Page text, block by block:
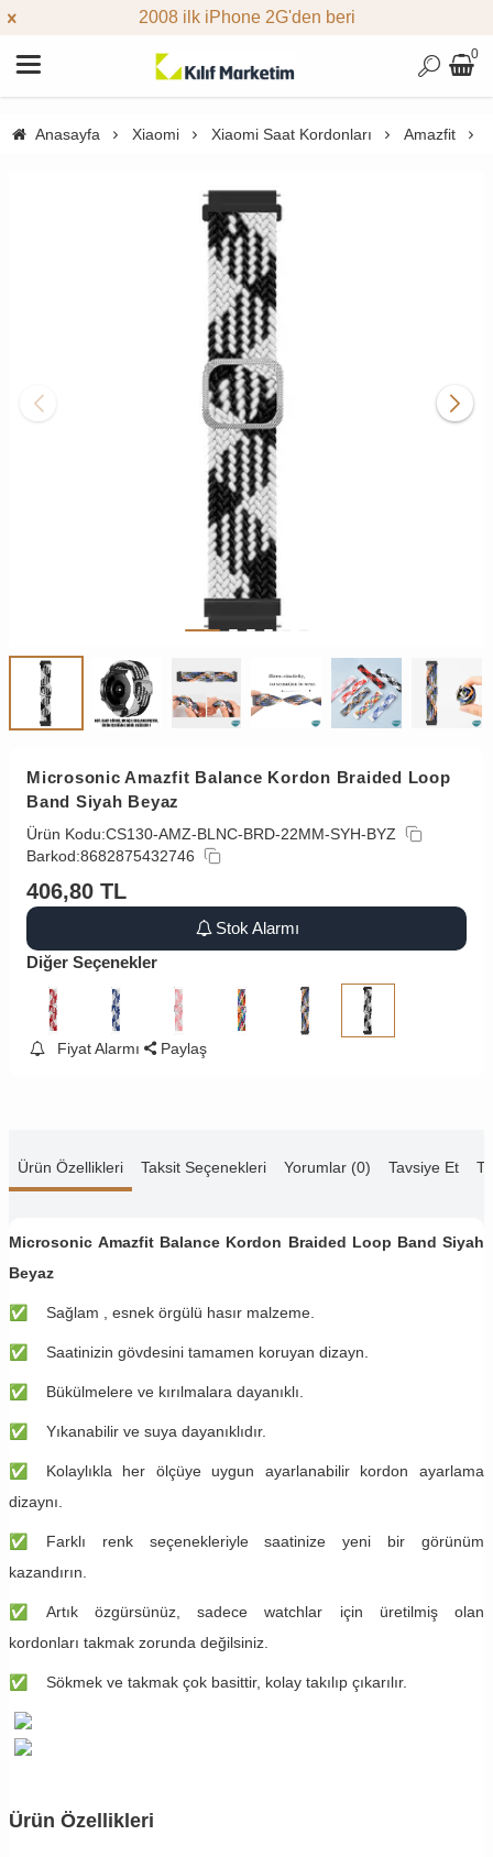
2008 ilk iPhone 2G'den beri
0
Anasayfa Xiaomi Xiaomi Saat Kordonları Amazfit
Microsonic Amazfit Balance Kordon Braided Loop
Band Siyah Beyaz
Ürün Kodu:CS130-AMZ-BLNC-BRD-22MM-SYH-BYZ
Barkod:8682875432746
406,80 TL
Stok Alarmı
Diğer Seçenekler
Fiyat Alarmı Paylaş
Ürün Özellikleri Taksit Seçenekleri Yorumlar (0) Tavsiye Et
Microsonic Amazfit Balance Kordon Braided Loop Band Siyah
Beyaz
✅ ​Sağlam , esnek örgülü hasır malzeme.
✅ ​Saatinizin gövdesini tamamen koruyan dizayn.
✅ ​Bükülmelere ve kırılmalara dayanıklı.
✅ ​Yıkanabilir ve suya dayanıklıdır.
✅ ​Kolaylıkla her ölçüye uygun ayarlanabilir kordon ayarlama
dizaynı.
✅ ​Farklı renk seçenekleriyle saatinize yeni bir görünüm
kazandırın.
✅ ​Artık özgürsünüz, sadece watchlar için üretilmiş olan
kordonları takmak zorunda değilsiniz.
✅ ​Sökmek ve takmak çok basittir, kolay takılıp çıkarılır.
Ürün Özellikleri